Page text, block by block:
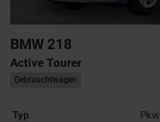
BMW 218
Active Tourer
Gebrauchtwagen
Typ
Pkw